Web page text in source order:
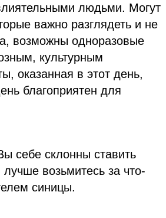
людьми. Могут
важно разглядеть и не
возможны одноразовые
культурным
оказанная в этот день,
благоприятен для
себе склонны ставить
возьмитесь за что-
синицы.